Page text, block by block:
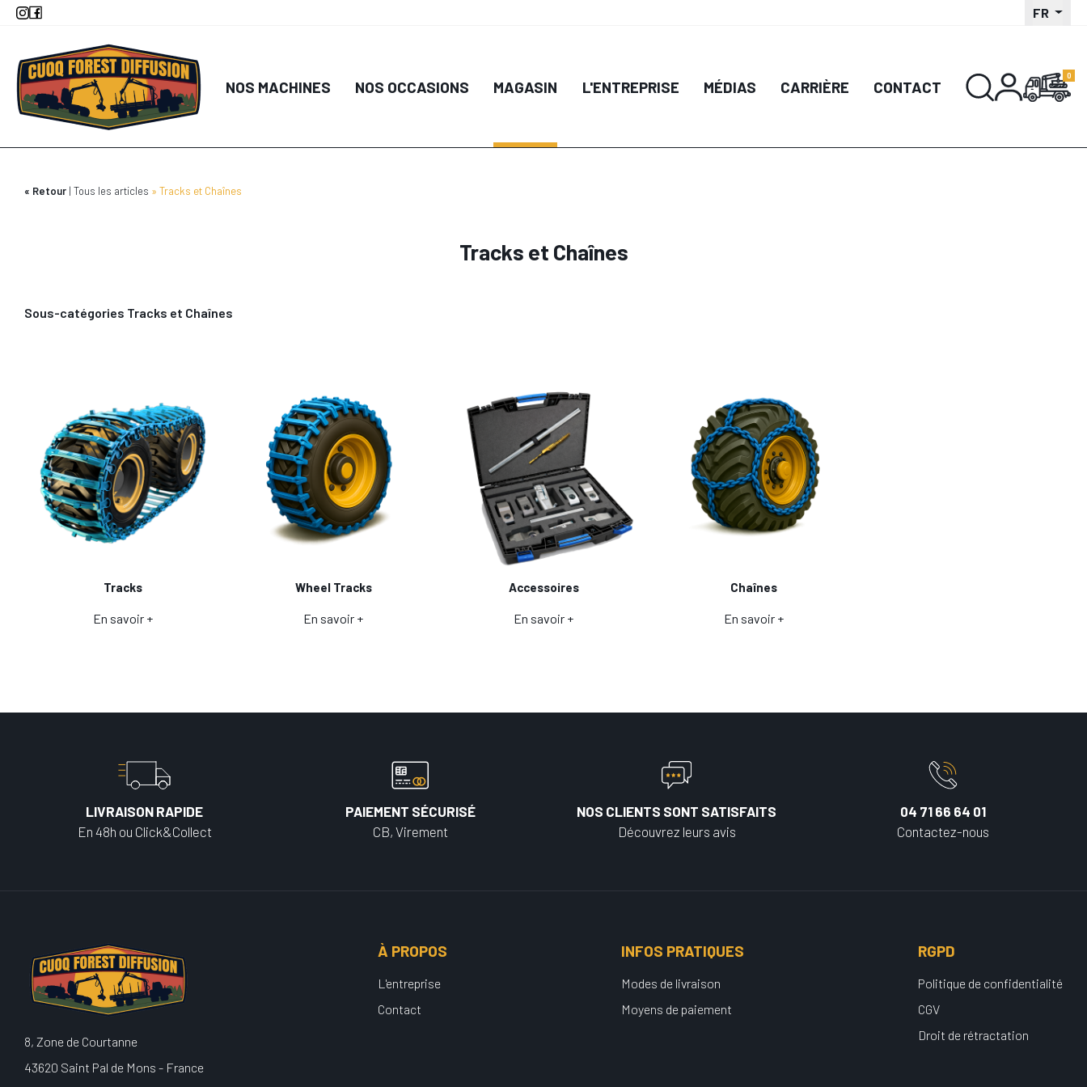
Aller
principal
FR
NOS MACHINES NOS OCCASIONS MAGASIN L'ENTREPRISE MÉDIAS CARRIÈRE CONTACT
Retour Tous les articles Tracks et Chaînes
Tracks et Chaînes
Sous-catégories Tracks et Chaînes
Tracks
En savoir +
Wheel Tracks
En savoir +
Accessoires
En savoir +
Chaînes
En savoir +
LIVRAISON RAPIDE
En 48h ou Click&Collect
PAIEMENT SÉCURISÉ
CB, Virement
NOS CLIENTS SONT SATISFAITS
Découvrez leurs avis
04 71 66 64 01
Contactez-nous
8, Zone de Courtanne
43620 Saint Pal de Mons - France
À PROPOS
L'entreprise
Contact
INFOS PRATIQUES
Modes de livraison
Moyens de paiement
RGPD
Politique de confidentialité
CGV
Droit de rétractation